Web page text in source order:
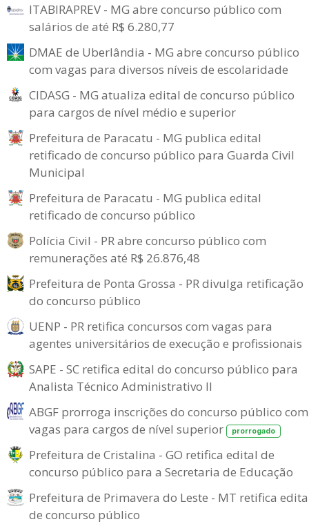
ITABIRAPREV - MG abre concurso público com
salários de até R$ 6.280,77
DMAE de Uberlândia - MG abre concurso público
com vagas para diversos níveis de escolaridade
CIDASG - MG atualiza edital de concurso público
para cargos de nível médio e superior
Prefeitura de Paracatu - MG publica edital
retificado de concurso público para Guarda Civil
Municipal
Prefeitura de Paracatu - MG publica edital
retificado de concurso público
Polícia Civil - PR abre concurso público com
remunerações até R$ 26.876,48
Prefeitura de Ponta Grossa - PR divulga retificação
do concurso público
UENP - PR retifica concursos com vagas para
agentes universitários de execução e profissionais
SAPE - SC retifica edital do concurso público para
Analista Técnico Administrativo II
ABGF prorroga inscrições do concurso público com
vagas para cargos de nível superior
prorrogado
Prefeitura de Cristalina - GO retifica edital de
concurso público para a Secretaria de Educação
Prefeitura de Primavera do Leste - MT retifica
de concurso público